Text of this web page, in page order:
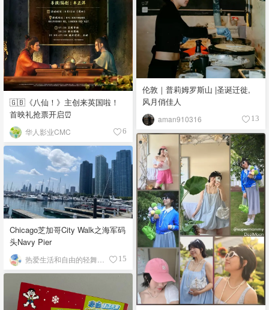
🇬🇧《八仙！》主创来英国啦！
首映礼抢票开启⏰
华人影业CMC 6
伦敦｜普莉姆罗斯山 |圣诞迁徙,
风月俏佳人
aman910316 13
Chicago芝加哥City Walk之海军码
头Navy Pier
15